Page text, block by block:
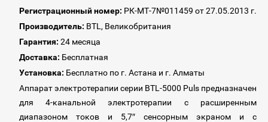
Регистрационный номер: РК-МТ-7№011459 от 27.05.2013 г.
Производитель: BTL, Великобритания
Гарантия: 24 месяца
Доставка: Бесплатная
Установка: Бесплатно по г. Астана и г. Алматы
Аппарат электротерапии серии BTL-5000 Puls предназначен
для 4-канальной электротерапии с расширенным
диапазоном токов и 5,7″ сенсорным экраном и с